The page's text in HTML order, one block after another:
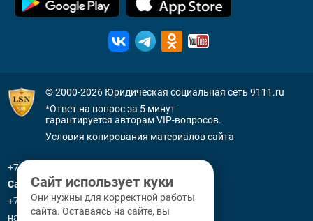
© 2000-2026 Юридическая социальная сеть 9111.ru
*Ответ на вопрос за 5 минут
гарантируется авторам VIP-вопросов.
Условия копирования материалов сайта
+7 (800) 505-91-11
Санкт-Петербург
+7 (812) 336-92-64
наб. р. Фонтанки, д. 59
Сайт использует куки
Они нужны для корректной работы
сайта. Оставаясь на сайте, вы